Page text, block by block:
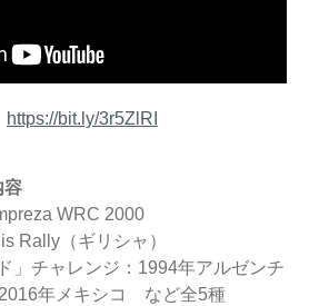
https://bit.ly/3r5ZlRI
容
WRC 2000
Rally（ギリシャ）
」チャレンジ：1994年アルゼンチ
年メキシコ など全5種